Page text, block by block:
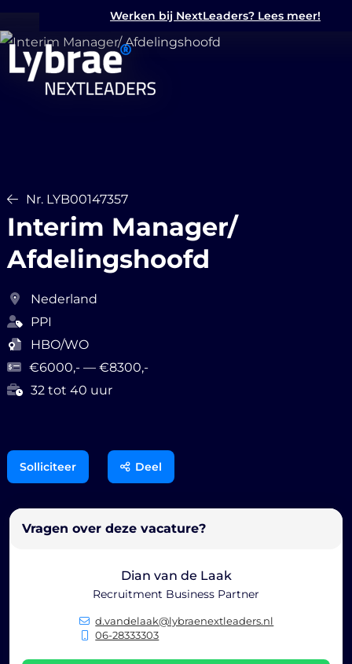
Werken bij NextLeaders? Lees meer!
Nr. LYB00147357
Interim Manager/
Afdelingshoofd
Nederland
PPI
HBO/WO
€6000,- — €8300,-
32 tot 40 uur
Solliciteer Deel
Vragen over deze vacature?
Dian van de Laak
Recruitment Business Partner
d.vandelaak@lybraenextleaders.nl
06-28333303